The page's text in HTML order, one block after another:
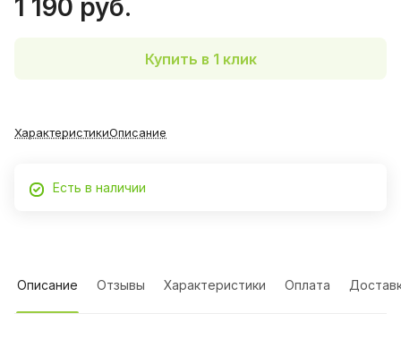
1 190 руб.
Купить в 1 клик
ХарактеристикиОписание
Есть в наличии
Описание Отзывы Характеристики Оплата